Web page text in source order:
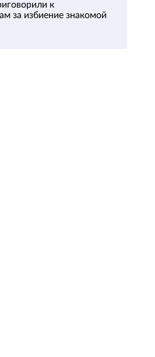
к
за избиение знакомой